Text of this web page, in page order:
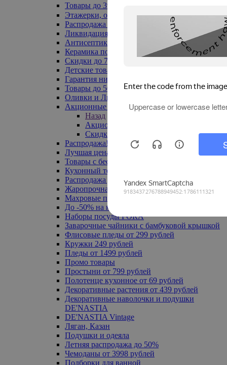
Товары до 399₽
Этажерки, обувницы
Распродажа текстиля до -50%
Ликвидация до -70%
Антисептики
Керамика по 129 руб
Скидки до 70%
Детские товары
Гарантия низкой цены
Товары до 500 руб
Оливки и Лимоны
Акционные товары
Назад
Акционные товары
Скидка 20% по промокоду
Распродажа! Ульяновск до -70%
Лучшая цена
Товары с бесплатной доставкой
Кухонный текстиль
Распродажа до -50%
Жаропрочная посуда
Махровые полотенца
До -50% на ковры
Наборы посуды FORA
Заварочные чайники с бамбуковой крышкой
Флисовые пледы от 299 рублей
Кружки 249 рублей
Пледы от 1499 рублей
Промо товары
Простыни от 799 рублей
Полотенце кухонное от 69 рублей
Декоративные растения от 439 рублей
Декоративные наволочки и подушки
DE'NASTIA
DE'NASTIA Vintage
Ляган, Казан
Подушки и одеяла
Летняя распродажа до 50%
Чемоданы от 3998 рублей
Подборки для ванной